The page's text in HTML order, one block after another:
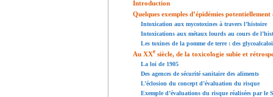
Introduction
Quelques exemples d’épidémies
Intoxication aux mycotoxines à travers l’histoire
Intoxications aux métaux lourds au cours de
Les toxines de la pomme de terre : des
Au XXe siècle, de la toxicologie subie et
La loi de 1905
Des agences de sécurité sanitaire des aliments
L’éclosion du concept d’évaluation du risque
Exemple d’évaluations du risque réalisées par le